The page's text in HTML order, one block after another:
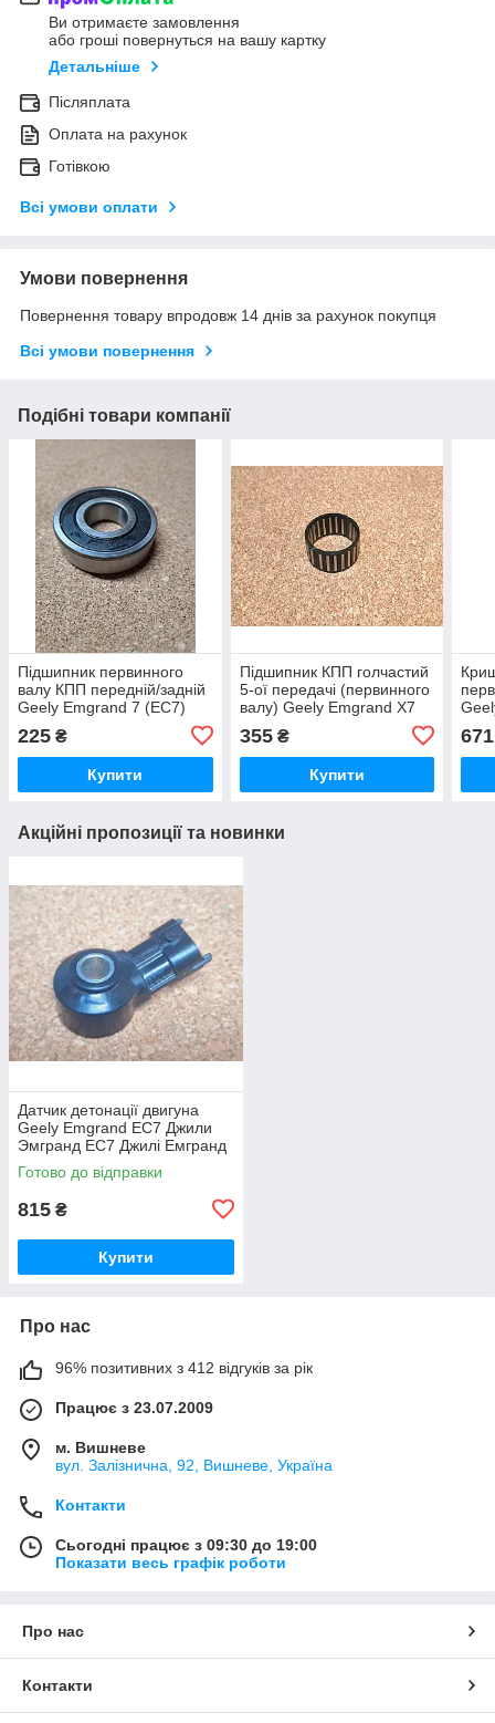
Ви отримаєте замовлення
або гроші повернуться на вашу картку
Детальніше
Післяплата
Оплата на рахунок
Готівкою
Всі умови оплати
Умови повернення
Повернення товару впродовж 14 днів за рахунок покупця
Всі умови повернення
Подібні товари компанії
Підшипник первинного
валу КПП передній/задній
Geely Emgrand 7 (EC7)
225 ₴
Купити
Підшипник КПП голчастий
5-ої передачі (первинного
валу) Geely Emgrand X7
Джили Эмгранд Х7 Джилі
Емгранд Х7
355₴
Купити
671
Акційні пропозиції та новинки
Датчик детонації двигуна
Geely Emgrand EC7 Джили
Эмгранд ЕС7 Джилі Емгранд
ЄС7
Готово до відправки
815 ₴
Купити
Про нас
96% позитивних з 412 відгуків за рік
Працює з 23.07.2009
м. Вишневе
вул. Залізнична, 92, Вишневе, Україна
Контакти
Сьогодні працює з 09:30 до 19:00
Показати весь графік роботи
Про нас
Контакти